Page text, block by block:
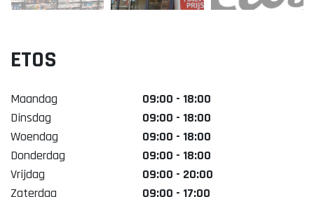
Organisatie Binnenstadbedrijf Doetinchem
ETOS
Maandag
09:00 - 18:00
Dinsdag
09:00 - 18:00
Woendag
09:00 - 18:00
Donderdag
09:00 - 18:00
Vrijdag
09:00 - 20:00
Zaterdag
09:00 - 17:00